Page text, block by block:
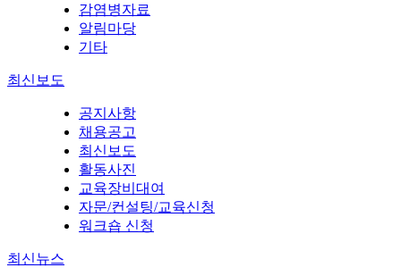
감염병자료
알림마당
기타
최신보도
공지사항
채용공고
최신보도
활동사진
교육장비대여
자문/컨설팅/교육신청
워크숍 신청
최신뉴스